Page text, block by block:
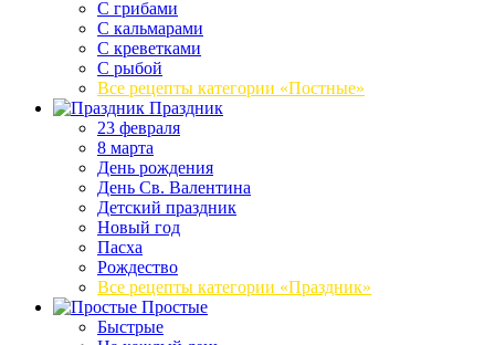
С грибами
С кальмарами
С креветками
С рыбой
Все рецепты категории «Постные»
Праздник
23 февраля
8 марта
День рождения
День Св. Валентина
Детский праздник
Новый год
Пасха
Рождество
Все рецепты категории «Праздник»
Простые
Быстрые